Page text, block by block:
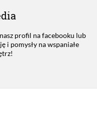
profil na facebooku lub
i pomysły na wspaniałe